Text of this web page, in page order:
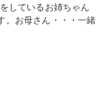
しているお姉ちゃん
。お母さん・・・一緒